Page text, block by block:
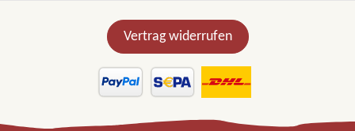
Vertrag widerrufen